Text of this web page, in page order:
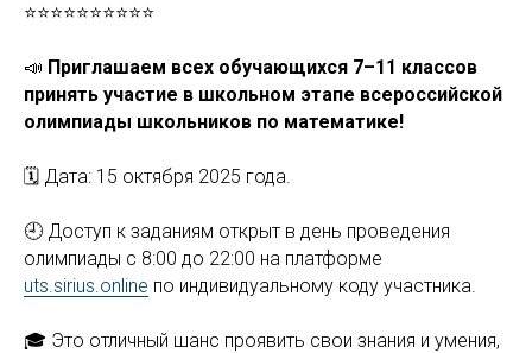
⭐️⭐️⭐️⭐️⭐️⭐️⭐️⭐️⭐️⭐️
📣 Приглашаем всех обучающихся 7–11 классов
принять участие в школьном этапе всероссийской
олимпиады школьников по математике!
🗓 Дата: 15 октября 2025 года.
🕘 Доступ к заданиям открыт в день проведения
олимпиады с 8:00 до 22:00 на платформе
uts.sirius.online по индивидуальному коду участника.
🎓 Это отличный шанс проявить свои знания и умения,